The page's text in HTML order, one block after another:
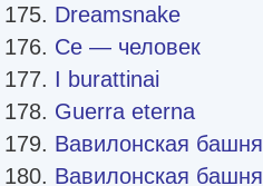
Dreamsnake
Се — человек
I burattinai
Guerra eterna
Вавилонская башня
Вавилонская башня